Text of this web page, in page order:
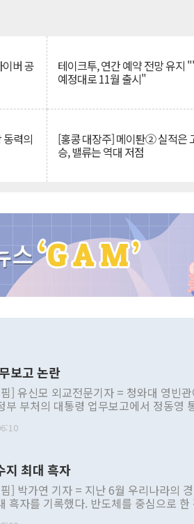
버 공 테이크투, 연간 예약 전망 유지
예정대로 11월 출시"
력의 [홍콩 대장주] 메이퇀② 실적은
승, 밸류는 역대 저점
보고 논란
] 유신모 외교전문기자 = 청와대 영빈관
부 부처의 대통령 업무보고에서 정동영
정부 내 조율을 거치지 않은 사안을 정책
근거한 비현실적 구상'이라는 비판을
책 관련 발언이 물의를 빚은 적은 여러
이 공개적으로 부정적 입장을 표명한 것
대북 접근법과 월권을 제어해야 한다는
지 최대 흑자
] 박가연 기자 = 지난 6월 우리나라의
흑자를 기록했다. 반도체를 중심으로